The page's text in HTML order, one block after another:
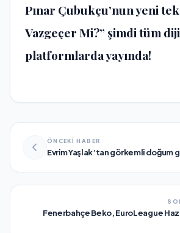
Pınar Çubukçu’nun yeni
Vazgeçer Mi?” şimdi tüm
platformlarda yayında!
ÖNCEKİ HABER
Evrim Yaşlak’tan görkemli doğum
Fenerbahçe Beko, EuroLeague